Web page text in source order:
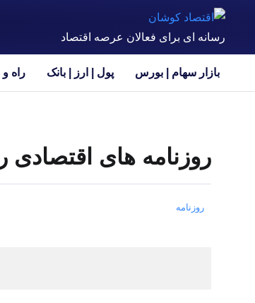
رسانه ای برای فعالان عرصه اقتصاد
بازار سهام | بورس پول | ارز | بانک راه
روزنامه های اقتصادی روز
روزنامه